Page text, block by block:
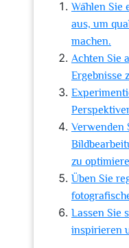
Wählen Sie
aus, um
machen.
Achten Sie
Ergebnisse
Verwenden
zu
Üben Sie
Lassen Sie
inspirieren